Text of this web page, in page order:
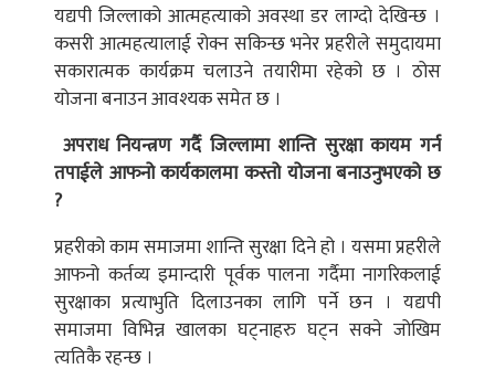
यद्यपी जिल्लाको आत्महत्याको अवस्था डर लाग्दो देखिन्छ ।
कसरी आत्महत्यालाई रोक्न सकिन्छ भनेर प्रहरीले समुदायमा
सकारात्मक कार्यक्रम चलाउने तयारीमा रहेको छ । ठोस
योजना बनाउन आवश्यक समेत छ ।
अपराध नियन्त्रण गर्दै जिल्लामा शान्ति सुरक्षा कायम गर्न
तपाईले आफनो कार्यकालमा कस्तो योजना बनाउनुभएको छ
?
प्रहरीको काम समाजमा शान्ति सुरक्षा दिने हो । यसमा प्रहरीले
आफनो कर्तव्य इमान्दारी पूर्वक पालना गर्दैमा नागरिकलाई
सुरक्षाका प्रत्याभुति दिलाउनका लागि पर्ने छन । यद्यपी
समाजमा विभिन्न खालका घट्नाहरु घट्न सक्ने जोखिम
त्यतिकै रहन्छ ।